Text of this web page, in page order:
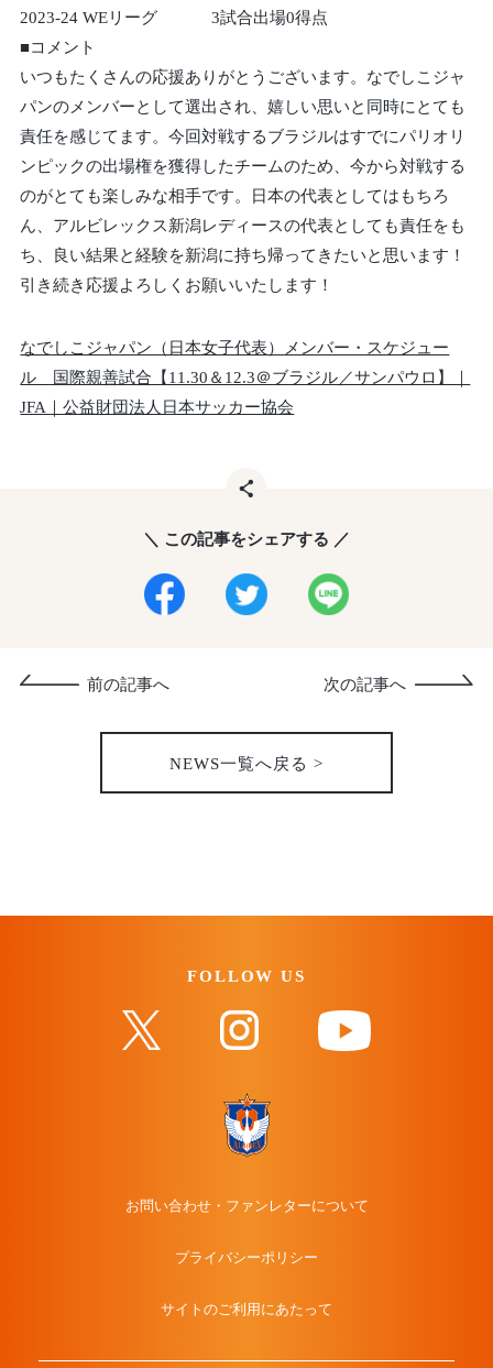
2023-24 WEリーグ 3試合出場0得点
■コメント
いつもたくさんの応援ありがとうございます。なでしこジャ
パンのメンバーとして選出され、嬉しい思いと同時にとても
責任を感じてます。今回対戦するブラジルはすでにパリオリ
ンピックの出場権を獲得したチームのため、今から対戦する
のがとても楽しみな相手です。日本の代表としてはもちろ
ん、アルビレックス新潟レディースの代表としても責任をも
ち、良い結果と経験を新潟に持ち帰ってきたいと思います！
引き続き応援よろしくお願いいたします！
なでしこジャパン（日本女子代表）メンバー・スケジュー
ル 国際親善試合【11.30＆12.3＠ブラジル／サンパウロ】｜
JFA｜公益財団法人日本サッカー協会
＼ この記事をシェアする ／
NEWS一覧へ戻る >
前の記事へ 次の記事へ
FOLLOW US
お問い合わせ・ファンレターについて
プライバシーポリシー
サイトのご利用にあたって